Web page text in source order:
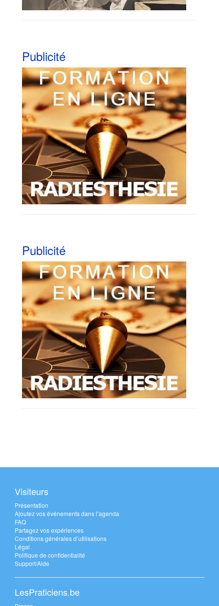
Publicité
Publicité
Visiteurs
Présentation
Ajoutez vos événements dans l’agenda
FAQ
Partagez vos expériences
Conditions générales d’utilisations
Légal
Politique de confidentialité
Support/Aide
LesPraticiens.be